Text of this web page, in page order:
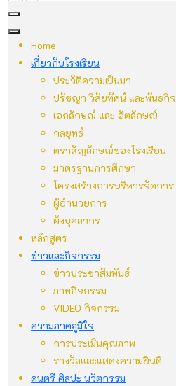
Home
เกี่ยวกับโรงเรียน
ประวัติความเป็นมา
ปรัชญา วิสัยทัศน์ และพันธกิจ
เอกลักษณ์ และ อัตลักษณ์
กลยุทธ์
ตราสัญลักษณ์ของโรงเรียน
มาตรฐานการศึกษา
โครงสร้างการบริหารจัดการ
ผู้อำนวยการ
ผังบุคลากร
หลักสูตร
ข่าวและกิจกรรม
ข่าวประชาสัมพันธ์
ภาพกิจกรรม
VIDEO กิจกรรม
ความภาคภูมิใจ
การประเมินคุณภาพ
รางวัลและแสดงความยินดี
ดนตรี ศิลปะ นวัตกรรม